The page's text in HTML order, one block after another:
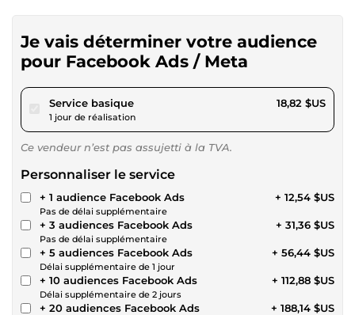
Je vais déterminer votre audience
pour Facebook Ads / Meta
Service basiquepour 17,34 $US
1 jour de réalisation
18,82 $US
Ce vendeur n’est pas assujetti à la TVA.
Personnaliser le service
+ 1 audience Facebook Ads
Pas de délai supplémentaire
+ 12,54 $US
+ 3 audiences Facebook Ads
Pas de délai supplémentaire
+ 31,36 $US
+ 5 audiences Facebook Ads
Délai supplémentaire de 1 jour
+ 56,44 $US
+ 10 audiences Facebook Ads
Délai supplémentaire de 2 jours
+ 112,88 $US
+ 20 audiences Facebook Ads + 188,14 $US